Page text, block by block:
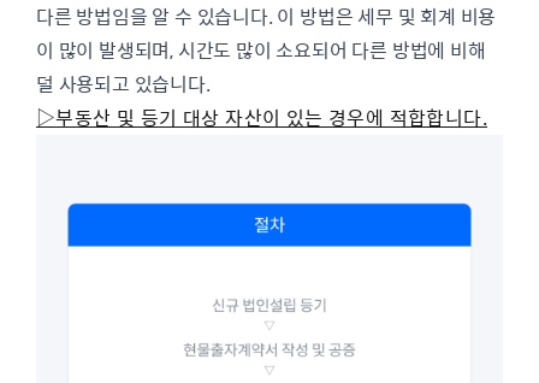
다른 방법임을 알 수 있습니다. 이 방법은 세무 및 회계 비용
이 많이 발생되며, 시간도 많이 소요되어 다른 방법에 비해
덜 사용되고 있습니다.
▷부동산 및 등기 대상 자산이 있는 경우에 적합합니다.